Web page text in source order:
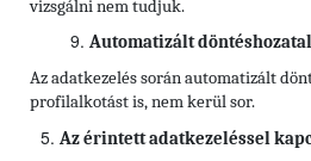
vizsgálni nem tudjuk.
Automatizált
Az adatkezelés során automatizált
profilalkotást is, nem kerül sor.
Az érintett adatkezeléssel